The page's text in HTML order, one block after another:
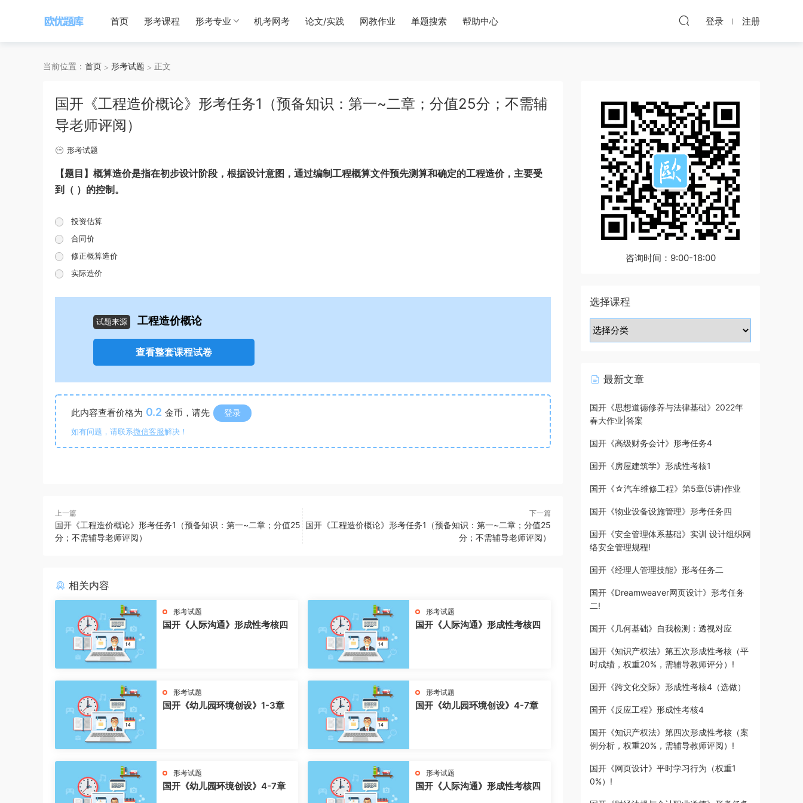
首页 形考课程 形考专业 机考网考 论文/实践 网教作业 单题搜索 帮助中心 登录 注册
当前位置： 首页 形考试题 正文
国开《工程造价概论》形考任务1（预备知识：第一~二章；分值25分；不需辅
导老师评阅）
形考试题
【题目】概算造价是指在初步设计阶段，根据设计意图，通过编制工程概算文件预先测算和确定的工程造价，主要受
到（ ）的控制。
投资估算
合同价
修正概算造价
实际造价
试题来源 工程造价概论
查看整套课程试卷
此内容查看价格为 0.2 金币，请先 登录
如有问题，请联系微信客服解决！
上一篇
国开《工程造价概论》形考任务1（预备知识：第一~二章；分值25
分；不需辅导老师评阅）
下一篇
国开《工程造价概论》形考任务1（预备知识：第一~二章；分值25
分；不需辅导老师评阅）
相关内容
形考试题
国开《人际沟通》形成性考核四
形考试题
国开《人际沟通》形成性考核四
形考试题
国开《幼儿园环境创设》1-3章
形考试题
国开《幼儿园环境创设》4-7章
形考试题
国开《幼儿园环境创设》4-7章
形考试题
国开《人际沟通》形成性考核四
咨询时间：9:00-18:00
选择课程
最新文章
国开《思想道德修养与法律基础》2022年
春大作业|答案
国开《高级财务会计》形考任务4
国开《房屋建筑学》形成性考核1
国开《☆汽车维修工程》第5章(5讲)作业
国开《物业设备设施管理》形考任务四
国开《安全管理体系基础》实训 设计组织网
络安全管理规程!
国开《经理人管理技能》形考任务二
国开《Dreamweaver网页设计》形考任务
二!
国开《几何基础》自我检测：透视对应
国开《知识产权法》第五次形成性考核（平
时成绩，权重20%，需辅导教师评分）!
国开《跨文化交际》形成性考核4（选做）
国开《反应工程》形成性考核4
国开《知识产权法》第四次形成性考核（案
例分析，权重20%，需辅导教师评阅）!
国开《网页设计》平时学习行为（权重1
0%）!